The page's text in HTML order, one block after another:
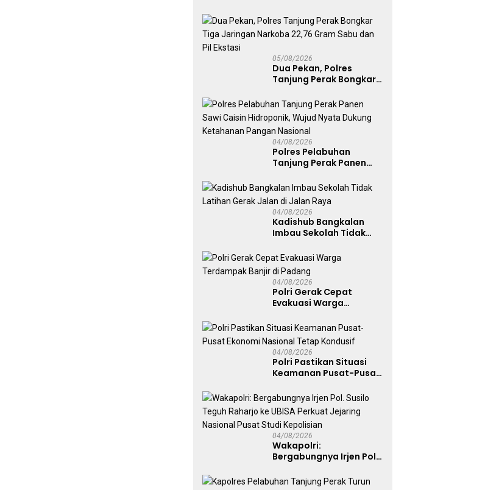
Pembentukan Karakter
Siswa Sekolah Rakyat
05/08/2026
Dua Pekan, Polres
Tanjung Perak Bongkar
22,76 Gram Sabu dan Pil
Ekstasi
04/08/2026
Polres Pelabuhan
Tanjung Perak Panen
Wujud Nyata Dukung
Ketahanan Pangan
Nasional
04/08/2026
Kadishub Bangkalan
Imbau Sekolah Tidak
Jalan Raya
04/08/2026
Polri Gerak Cepat
Evakuasi Warga
Padang
04/08/2026
Polri Pastikan Situasi
Keamanan Pusat-Pusat
Kondusif
04/08/2026
Wakapolri:
Bergabungnya Irjen Pol.
UBISA Perkuat Jejaring